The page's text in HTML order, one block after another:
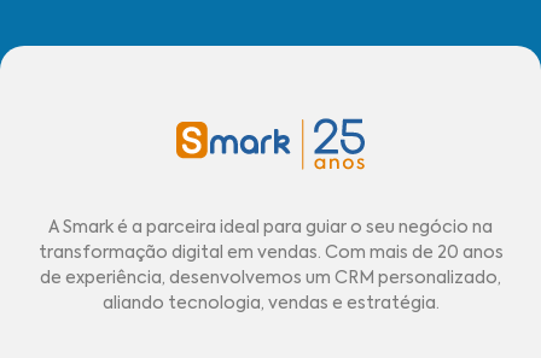
A Smark é a parceira ideal para guiar o seu negócio na
transformação digital em vendas. Com mais de 20 anos
de experiência, desenvolvemos um CRM personalizado,
aliando tecnologia, vendas e estratégia.